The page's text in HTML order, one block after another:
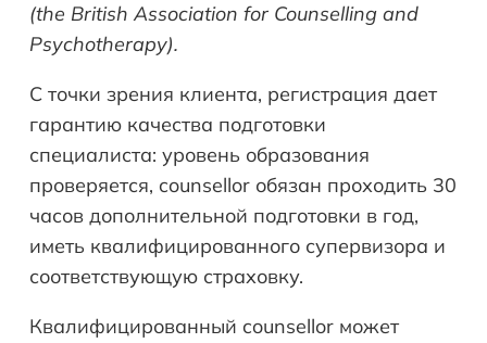
(the British Association for Counselling and
Psychotherapy).
С точки зрения клиента, регистрация дает
гарантию качества подготовки
специалиста: уровень образования
проверяется, counsellor обязан проходить 30
часов дополнительной подготовки в год,
иметь квалифицированного супервизора и
соответствующую страховку.
Квалифицированный counsellor может